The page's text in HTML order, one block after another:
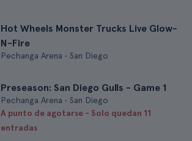
Hot Wheels Monster Trucks Live Glow-
N-Fire
Pechanga Arena • San Diego
Preseason: San Diego Gulls - Game 1
Pechanga Arena • San Diego
A punto de agotarse - Solo quedan 11
entradas